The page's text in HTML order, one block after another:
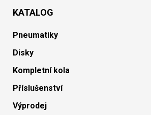
KATALOG
Pneumatiky
Disky
Kompletní kola
Příslušenství
Výprodej